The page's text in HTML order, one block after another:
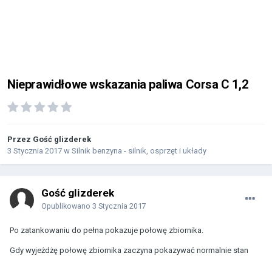
Nieprawidłowe wskazania paliwa Corsa C 1,2
Przez Gość glizderek
3 Stycznia 2017 w Silnik benzyna - silnik, osprzęt i układy
Gość glizderek
Opublikowano 3 Stycznia 2017
Po zatankowaniu do pełna pokazuje połowę zbiornika.
Gdy wyjeżdżę połowę zbiornika zaczyna pokazywać normalnie stan